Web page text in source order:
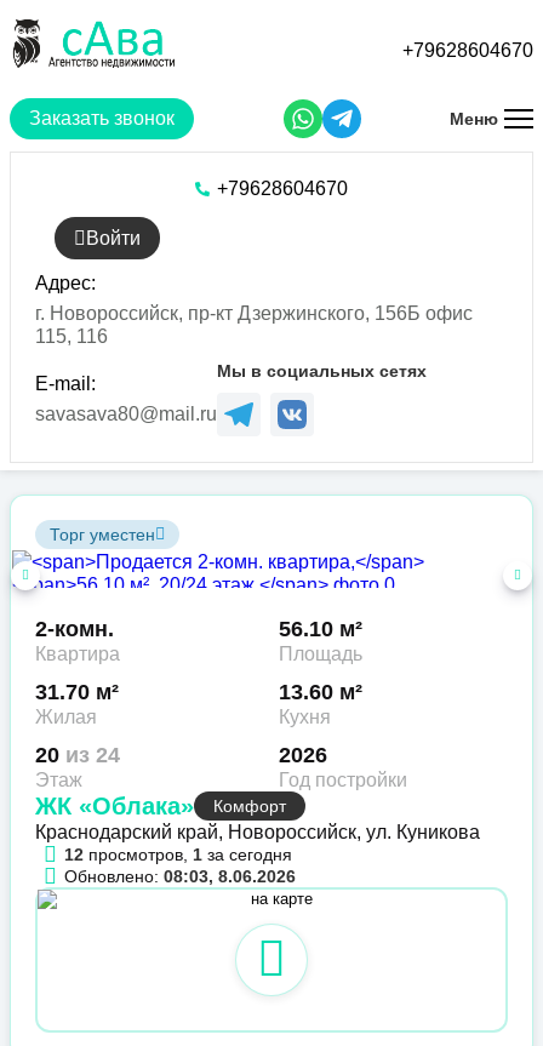
основному
Заказать звонок
+79628604670
Меню
+79628604670
Войти
Адрес:
г. Новороссийск, пр-кт Дзержинского, 156Б офис
115, 116
E-mail:
savasava80@mail.ru
Мы в социальных сетях
Торг уместен
2-комн.
Квартира
56.10 м²
Площадь
31.70 м²
Жилая
13.60 м²
Кухня
20 из 24
Этаж
2026
Год постройки
ЖК «Облака» Комфорт
Краснодарский край, Новороссийск, ул. Куникова
12 просмотров, 1 за сегодня
Обновлено: 08:03, 8.06.2026